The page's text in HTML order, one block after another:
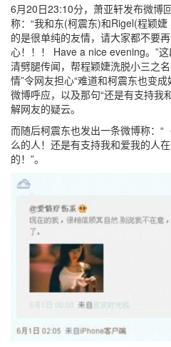
6月20日23:10分，萧亚轩发布微博
称：“我和东(柯震东)和Rigel(程颖
的是很单纯的友情，请大家都不要
心！！！ Have a nice evening。”
清劈腿传闻，帮程颖婕洗脱小三之
情”令网友担心“难道和柯震东也变
微博呼应，以及那句“还是有支持我
解网友的疑云。
而随后柯震东也发出一条微博称：“
么的人！还是有支持我和爱我的人
的！”。